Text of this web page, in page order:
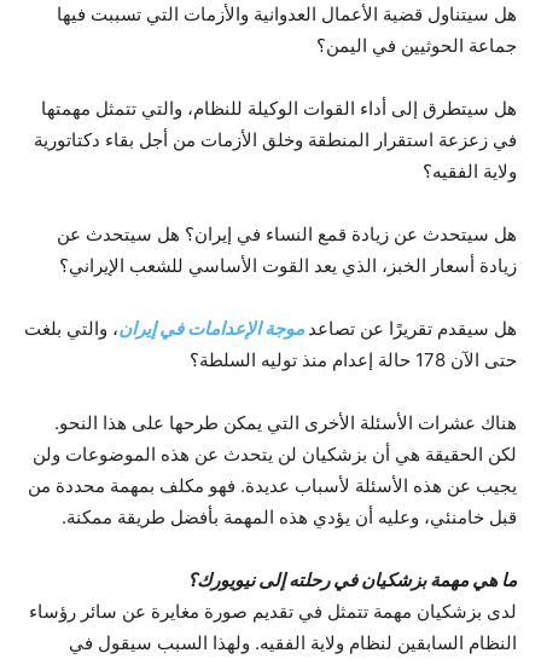
هل سيتناول قضية الأعمال العدوانية والأزمات التي تسببت فيها
جماعة الحوثيين في اليمن؟
هل سيتطرق إلى أداء القوات الوكيلة للنظام، والتي تتمثل مهمتها
في زعزعة استقرار المنطقة وخلق الأزمات من أجل بقاء دكتاتورية
ولاية الفقيه؟
هل سيتحدث عن زيادة قمع النساء في إيران؟ هل سيتحدث عن
زيادة أسعار الخبز، الذي يعد القوت الأساسي للشعب الإيراني؟
هل سيقدم تقريرًا عن تصاعد موجة الإعدامات في إيران، والتي بلغت
حتى الآن 178 حالة إعدام منذ توليه السلطة؟
هناك عشرات الأسئلة الأخرى التي يمكن طرحها على هذا النحو.
لكن الحقيقة هي أن بزشكيان لن يتحدث عن هذه الموضوعات ولن
يجيب عن هذه الأسئلة لأسباب عديدة. فهو مكلف بمهمة محددة من
قبل خامنئي، وعليه أن يؤدي هذه المهمة بأفضل طريقة ممكنة.
ما هي مهمة بزشكيان في رحلته إلى نيويورك؟
لدى بزشكيان مهمة تتمثل في تقديم صورة مغايرة عن سائر رؤساء
النظام السابقين لنظام ولاية الفقيه. ولهذا السبب سيقول في